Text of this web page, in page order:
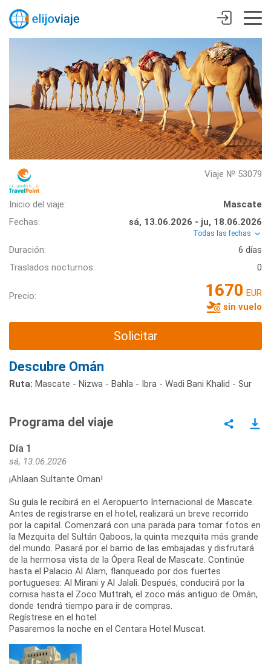
Viaje № 53079
Inicio del viaje:
Mascate
Fechas:
sá, 13.06.2026 - ju, 18.06.2026
Todas las fechas
Duración:
6 días
Traslados nocturnos:
0
Precio: 1670 EUR
sin vuelo
Solicitar
Descubre Omán
Ruta: Mascate - Nizwa - Bahla - Ibra - Wadi Bani Khalid - Sur
Programa del viaje
Día 1
sá, 13.06.2026
¡Ahlaan Sultante Oman!
Su guía le recibirá en el Aeropuerto Internacional de Mascate.
Antes de registrarse en el hotel, realizará un breve recorrido
por la capital. Comenzará con una parada para tomar fotos en
la Mezquita del Sultán Qaboos, la quinta mezquita más grande
del mundo. Pasará por el barrio de las embajadas y disfrutará
de la hermosa vista de la Ópera Real de Mascate. Continúe
hasta el Palacio Al Alam, flanqueado por dos fuertes
portugueses: Al Mirani y Al Jalali. Después, conducirá por la
cornisa hasta el Zoco Muttrah, el zoco más antiguo de Omán,
donde tendrá tiempo para ir de compras.
Regístrese en el hotel.